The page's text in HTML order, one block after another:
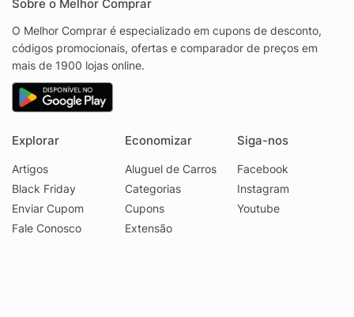
Sobre o Melhor Comprar
O Melhor Comprar é especializado em cupons de desconto,
códigos promocionais, ofertas e comparador de preços em
mais de 1900 lojas online.
Explorar
Artigos
Black Friday
Enviar Cupom
Fale Conosco
Economizar
Aluguel de Carros
Categorias
Cupons
Extensão
Siga-nos
Facebook
Instagram
Youtube